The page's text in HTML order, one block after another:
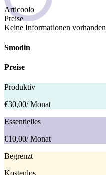
Articoolo
Preise
Keine Informationen vorhanden
Smodin
Preise
Produktiv
€30,00/ Monat
Essentielles
€10,00/ Monat
Begrenzt